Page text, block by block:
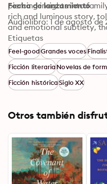
piercing insights into
rich and luminous story,
and emotional subtlety,
why she is one of the most
literary talents working
Fecha de lanzamiento
Audiolibro: 1 de agosto de
Etiquetas
Feel-goodGrandes voces
Ficción literariaNovelas de
Ficción históricaSiglo XX
Otros también